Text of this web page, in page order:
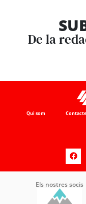
De la
Qui som Contacte
Els nostres socis